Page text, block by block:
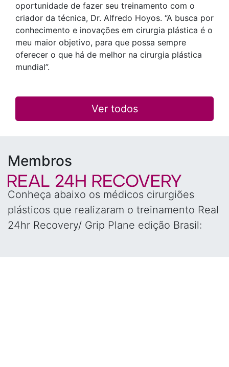
oportunidade de fazer seu treinamento com o
criador da técnica, Dr. Alfredo Hoyos. “A busca por
conhecimento e inovações em cirurgia plástica é o
meu maior objetivo, para que possa sempre
oferecer o que há de melhor na cirurgia plástica
mundial”.
Ver todos
Membros
Conheça abaixo os médicos cirurgiões
plásticos que realizaram o treinamento Real
24hr Recovery/ Grip Plane edição Brasil: